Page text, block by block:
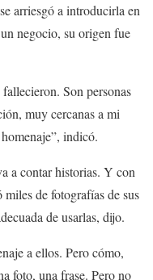
arriesgó a introducirla en
negocio, su origen fue
Son personas
muy cercanas a mi
indicó.
a contar historias. Y con
de fotografías de sus
de usarlas, dijo.
a ellos. Pero cómo,
foto, una frase. Pero no